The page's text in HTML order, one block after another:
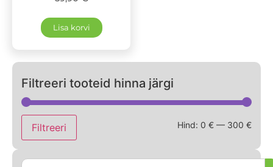
Lisa korvi
Filtreeri tooteid hinna järgi
Filtreeri Hind: 0 € — 300 €